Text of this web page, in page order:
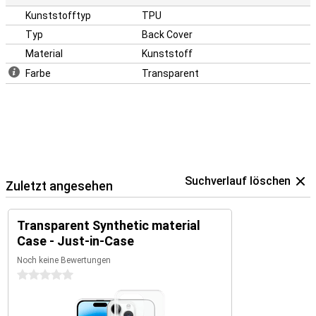
Kunststofftyp
TPU
Typ
Back Cover
Material
Kunststoff
Farbe
Transparent
Zuletzt angesehen Suchverlauf löschen
Transparent Synthetic material
Case - Just-in-Case
Noch keine Bewertungen
0 Sterne